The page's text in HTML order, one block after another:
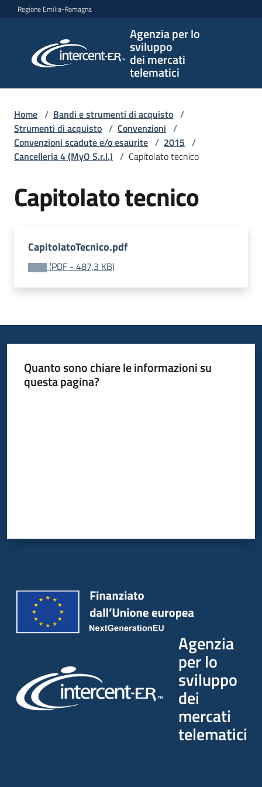
Vai al contenuto
Vai alla navigazione
Vai al footer
Regione Emilia-Romagna
Agenzia per lo
sviluppo
dei mercati
telematici
per lo
sviluppo
telematici
strumenti
acquisto
Piattaforme
telematiche
Home / Bandi e strumenti di acquisto /
Strumenti di acquisto / Convenzioni /
Convenzioni scadute e/o esaurite / 2015 /
Cancelleria 4 (MyO S.r.l.) / Capitolato tecnico
Capitolato tecnico
CapitolatoTecnico.pdf
(PDF - 487,3 KB)
Quanto sono chiare le informazioni su
questa pagina?
Agenzia
per lo
sviluppo
dei
mercati
telematici